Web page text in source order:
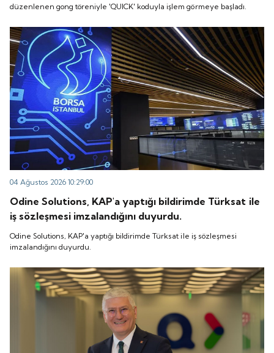
düzenlenen gong töreniyle 'QUICK' koduyla işlem görmeye başladı.
04 Ağustos 2026 10:29:00
Odine Solutions, KAP'a yaptığı bildirimde Türksat ile
iş sözleşmesi imzalandığını duyurdu.
Odine Solutions, KAP'a yaptığı bildirimde Türksat ile iş sözleşmesi
imzalandığını duyurdu.